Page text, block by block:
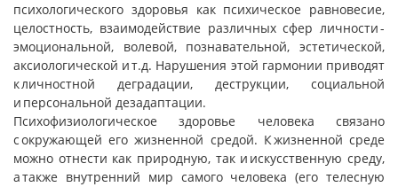
психологического здоровья как психическое равновесие,
целостность, взаимодействие различных сфер личности -
эмоциональной, волевой, познавательной, эстетической,
аксиологической и т.д. Нарушения этой гармонии приводят
к личностной деградации, деструкции, социальной
и персональной дезадаптации.
Психофизиологическое здоровье человека связано
с окружающей его жизненной средой. К жизненной среде
можно отнести как природную, так и искусственную среду,
а также внутренний мир самого человека (его телесную